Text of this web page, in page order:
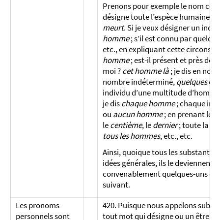
Prenons pour exemple le nom
désigne toute l’espèce humaine, l’
meurt. Si je veux désigner un
homme; s’il est connu par
etc., en expliquant cette
homme; est-il présent et près de
moi ?cet homme là; je dis en
nombre indéterminé,quelquesou
individu d’une multitude
je dischaque homme; chaque
ou aucun homme; en prenant les
lecentième, ledernier; toute la
tous les hommes, etc., etc.
Ainsi, quoique tous les
idées générales, ils le deviennent
convenablement quelques-uns
suivant.
Les pronoms
personnels sont
420. Puisque nous appelons
tout mot qui désigne ou un être